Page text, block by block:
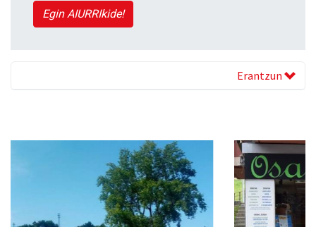
Egin AIURRIkide!
Erantzun